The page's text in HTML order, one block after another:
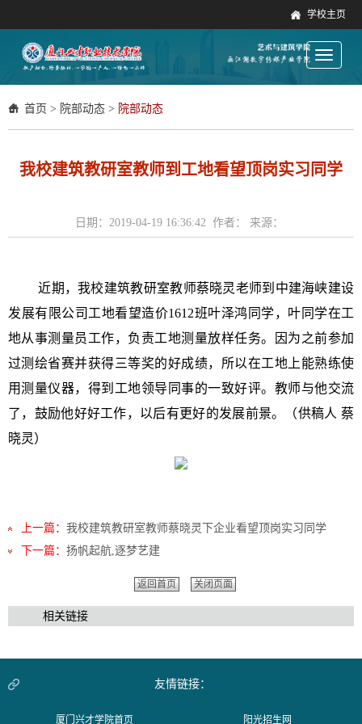
学校主页
Toggle
首页 > 院部动态 > 院部动态
我校建筑教研室教师到工地看望顶岗实习同学
日期：2019-04-19 16:36:42 作者： 来源：
近期，我校建筑教研室教师蔡晓灵老师到 中建海峡建设
发展有限公司 工地看望造价1612班叶泽鸿同学，叶同学在工
地从事测量员工作，负责工地测量放样任务。因为之前参加
过测绘省赛并获得三等奖的好成绩，所以在工地上能熟练使
用测量仪器，得到工地领导同事的一致好评。 教师与他交流
了，鼓励他好好工作，以后有更好的发展前景。（供稿人 蔡
晓灵）
上一篇： 我校建筑教研室教师蔡晓灵下企业看望顶岗实习同学
下一篇： 扬帆起航,逐梦艺建
返回首页 关闭页面
相关链接
友情链接：
厦门兴才学院首页 阳光招生网